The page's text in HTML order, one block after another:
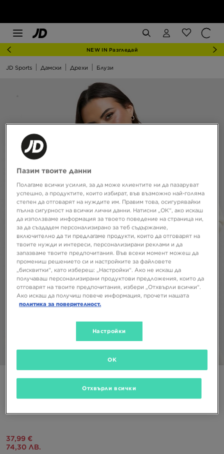
NEW IN Разгледай
JD Sports Дамски Дрехи Блузи
Супер оферта
ADIDAS СУИТЧЪР COLLAR CREW
37,99 €
74,30 ЛВ.
Пазим твоите данни
Полагаме всички усилия, за да може клиентите ни да пазаруват
успешно, а продуктите, които избират, във възможно най-голяма
степен да отговарят на нуждите им. Правим това, осигурявайки
пълна сигурност на всички лични данни. Натисни „ОК“, ако искаш
да използваме информация за твоето поведение на страница ни,
за да създадем персонализирано за теб съдържание,
включително да ти предлагаме продукти, които да отговарят на
твоите нужди и интереси, персонализирани реклами и да
запазваме твоите предпочитания. Във всеки момент можеш да
промениш решението си и настройките за файловете
„бисквитки“, като избереш: „Настройки“. Ако не искаш да
получаваш персонализирани продуктови предложения, които да
отговарят на твоите предпочитания, избери „Отхвърли всички“.
Ако искаш да получиш повече информация, прочети нашата
политика за поверителност.
Настройки
Отхвърли всички
OK